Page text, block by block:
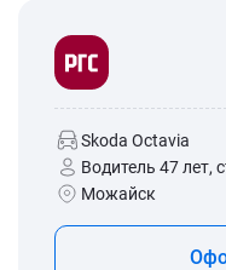
Skoda Octavia
Водитель 47 лет,
Можайск